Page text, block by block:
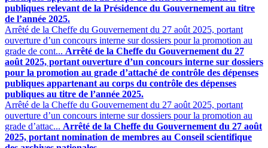
publiques relevant de la Présidence du Gouvernement au titre
de l’année 2025.
Arrêté de la Cheffe du Gouvernement du 27 août 2025, portant
ouverture d’un concours interne sur dossiers pour la promotion au
grade de cont... Arrêté de la Cheffe du Gouvernement du 27
août 2025, portant ouverture d’un concours interne sur dossiers
pour la promotion au grade d’attaché de contrôle des dépenses
publiques appartenant au corps du contrôle des dépenses
publiques au titre de l’année 2025.
Arrêté de la Cheffe du Gouvernement du 27 août 2025, portant
ouverture d’un concours interne sur dossiers pour la promotion au
grade d’attac... Arrêté de la Cheffe du Gouvernement du 27 août
2025, portant nomination de membres au Conseil scientifique